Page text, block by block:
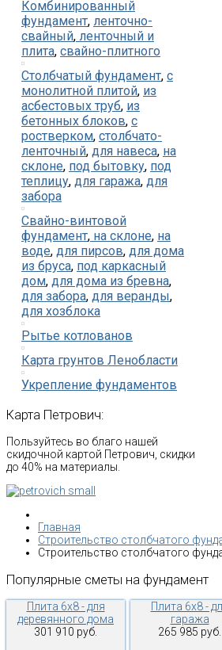
Комбинированный
фундамент, ленточно-
свайный, ленточный и
плита, свайно-плитного
Столбчатый фундамент, с
монолитной плитой, из
асбестовых труб, из
бетонных блоков, с
ростверком, столбчато-
ленточный, для навеса, на
склоне, под бытовку, под
теплицу, для гаража, для
забора
Свайно-винтовой
фундамент, на склоне, на
воде, для пирсов, для дома
из бруса, под каркасный
дом, для дома из бревна,
для забора, для веранды,
для хозблока
Рытье котлованов
Карта грунтов Ленобласти
Укрепление фундаментов
Карта Петрович:
Пользуйтесь во благо нашей
скидочной картой Петрович, скидки
до 40% на материалы.
Главная
Строительство столбчатого
Строительство столбчатого
Популярные сметы на фундамент
Плита 6х8 - для
деревянного дома
301 910 руб.
Плита 6х8 -
гаража
265 985 руб.